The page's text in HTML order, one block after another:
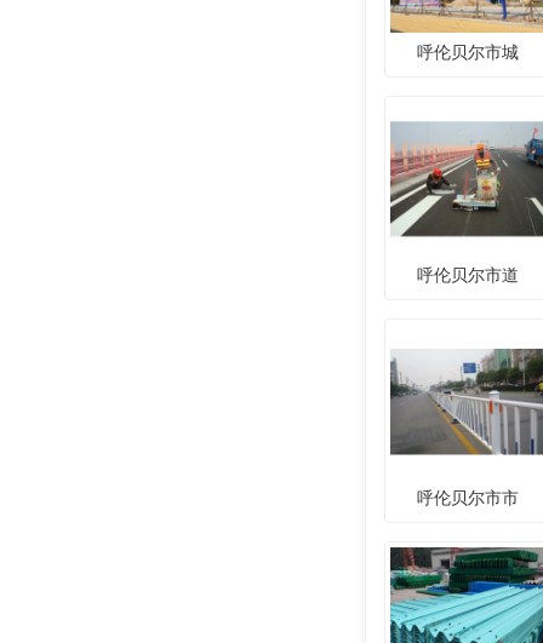
呼伦贝尔市城
呼伦贝尔市道
呼伦贝尔市市